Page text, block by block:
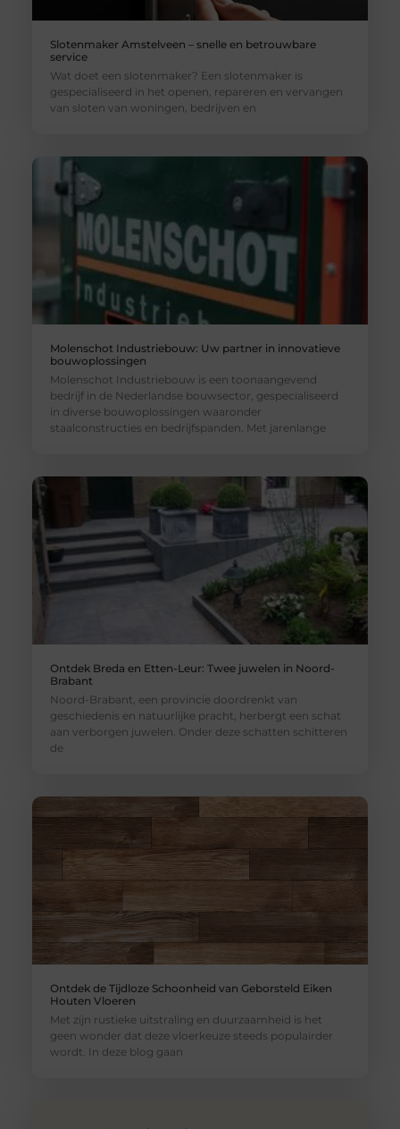
Slotenmaker Amstelveen – snelle en betrouwbare
service
Wat doet een slotenmaker? Een slotenmaker is
gespecialiseerd in het openen, repareren en vervangen
van sloten van woningen, bedrijven en
Molenschot Industriebouw: Uw partner in innovatieve
bouwoplossingen
Molenschot Industriebouw is een toonaangevend
bedrijf in de Nederlandse bouwsector, gespecialiseerd
in diverse bouwoplossingen waaronder
staalconstructies en bedrijfspanden. Met jarenlange
Ontdek Breda en Etten-Leur: Twee juwelen in Noord-
Brabant
Noord-Brabant, een provincie doordrenkt van
geschiedenis en natuurlijke pracht, herbergt een schat
aan verborgen juwelen. Onder deze schatten schitteren
de
Ontdek de Tijdloze Schoonheid van Geborsteld Eiken
Houten Vloeren
Met zijn rustieke uitstraling en duurzaamheid is het
geen wonder dat deze vloerkeuze steeds populairder
wordt. In deze blog gaan